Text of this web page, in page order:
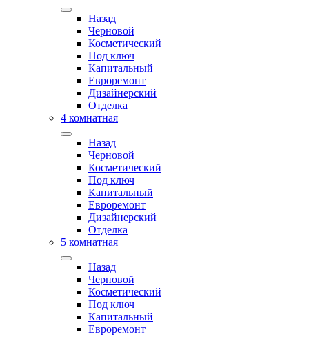
Назад
Черновой
Косметический
Под ключ
Капитальный
Евроремонт
Дизайнерский
Отделка
4 комнатная
Назад
Черновой
Косметический
Под ключ
Капитальный
Евроремонт
Дизайнерский
Отделка
5 комнатная
Назад
Черновой
Косметический
Под ключ
Капитальный
Евроремонт